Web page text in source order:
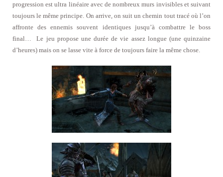
progression est ultra linéaire avec de nombreux murs invisibles et suivant
toujours le même principe. On arrive, on suit un chemin tout tracé où l’on
affronte des ennemis souvent identiques jusqu’à combattre le boss
final… Le jeu propose une durée de vie assez longue (une quinzaine
d’heures) mais on se lasse vite à force de toujours faire la même chose.